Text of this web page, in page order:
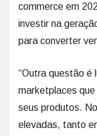
commerce em
investir na
para converter
“Outra questão é
marketplaces
seus produtos.
elevadas, tanto